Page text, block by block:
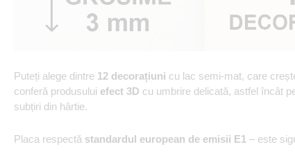
Puteți alege dintre 12 decorațiuni cu lac semi-mat, care
conferă produsului efect 3D cu umbrire delicată, astfel încât
subțiri din hârtie.
Placa respectă standardul european de emisii E1 – este